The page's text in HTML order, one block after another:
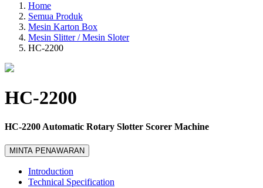
Home
Semua Produk
Mesin Karton Box
Mesin Slitter / Mesin Sloter
HC-2200
HC-2200
HC-2200 Automatic Rotary Slotter Scorer Machine
MINTA PENAWARAN
Introduction
Technical Specification